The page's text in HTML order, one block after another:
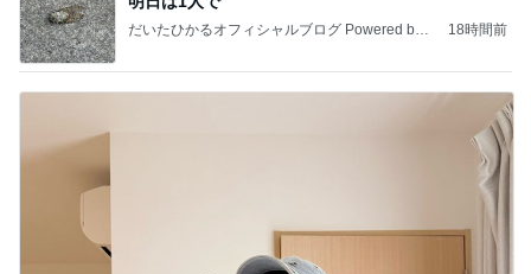
だいたひかるオフィシャルブログ Powered by
18時間前